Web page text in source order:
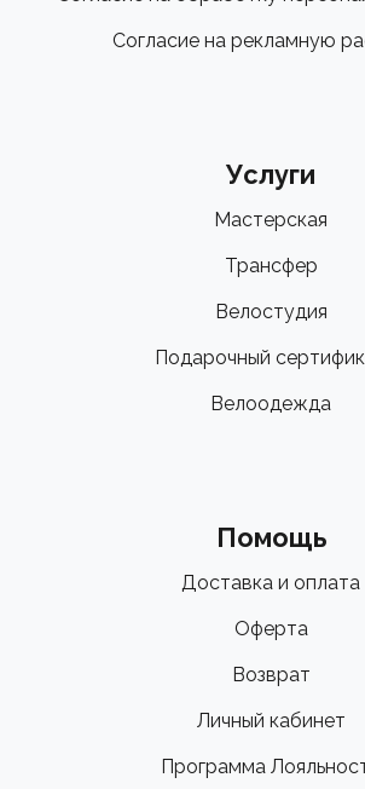
Согласие на рекламную
Услуги
Мастерская
Трансфер
Велостудия
Подарочный
Велоодежда
Помощь
Доставка и оплата
Оферта
Возврат
Личный кабинет
Программа